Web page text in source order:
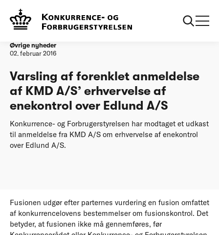
Forside
enekontrol over Edlund A/S
Øvrige nyheder
02. februar 2016
Varsling af forenklet anmeldelse
af KMD A/S’ erhvervelse af
enekontrol over Edlund A/S
Konkurrence- og Forbrugerstyrelsen har modtaget et udkast
til anmeldelse fra KMD A/S om erhvervelse af enekontrol
over Edlund A/S.
Fusionen udgør efter parternes vurdering en fusion omfattet
af konkurrencelovens bestemmelser om fusionskontrol. Det
betyder, at fusionen ikke må gennemføres, før